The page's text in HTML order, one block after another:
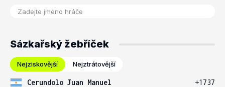
Sázkařský žebříček
Nejziskovější Nejztrátovější
Cerundolo Juan Manuel
+1737